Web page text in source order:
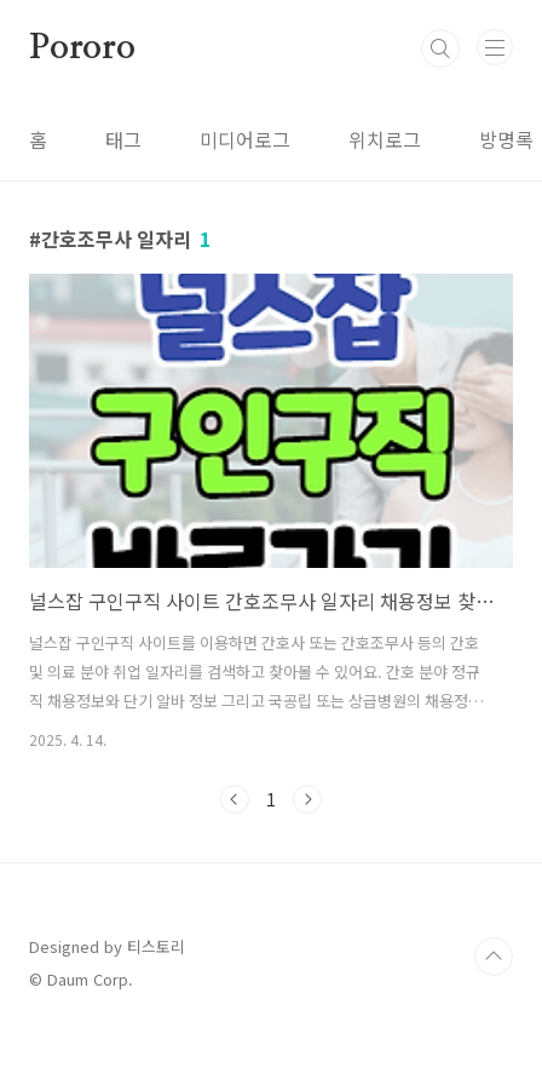
Pororo
홈 태그 미디어로그 위치로그 방명록
간호조무사 일자리 1
널스잡 구인구직 사이트 간호조무사 일자리 채용정보 찾아보기 홈페이지
널스잡 구인구직 사이트를 이용하면 간호사 또는 간호조무사 등의 간호
및 의료 분야 취업 일자리를 검색하고 찾아볼 수 있어요. 간호 분야 정규
직 채용정보와 단기 알바 정보 그리고 국공립 또는 상급병원의 채용정보
를 달력 형식으로 보는 것도 가능해요.널스잡 홈페이지병원 및 의료 분야
잡 등의 사이트도 같이 이용하면 좋고요. 또한 벼룩시장 구인구직 사이트
2025. 4. 14.
1
Designed by 티스토리
© Daum Corp.